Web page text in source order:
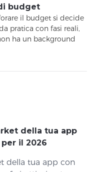
budget
il budget si decide
pratica con fasi reali,
ha un background
della tua app
il 2026
della tua app con